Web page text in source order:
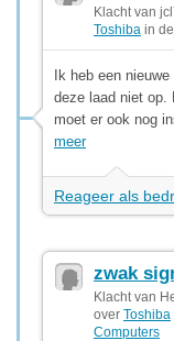
Klacht van
Toshiba in
Ik heb een
deze laad niet op.
moet er ook nog
meer
Reageer als
zwak
Klacht van
over Toshiba
Computers